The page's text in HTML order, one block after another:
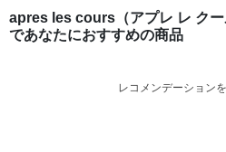
apres les cours（アプレ レ クー
であなたにおすすめの商品
レコメンデーション